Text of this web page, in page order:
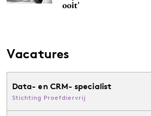
ooit'
Vacatures
Data- en CRM- specialist
Stichting Proefdiervrij